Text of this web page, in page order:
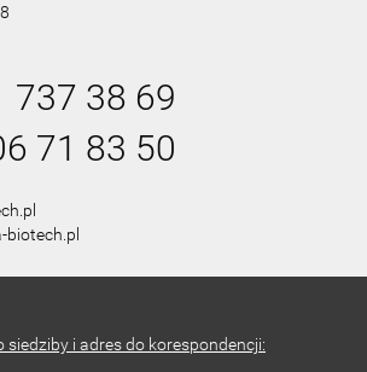
737 38 69
71 83 50
biotech.pl
siedziby i adres do korespondencji: